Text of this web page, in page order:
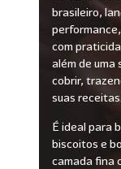
brasileiro,
com
além de uma
cobrir,
suas receitas.
É ideal para
biscoitos e
camada fina